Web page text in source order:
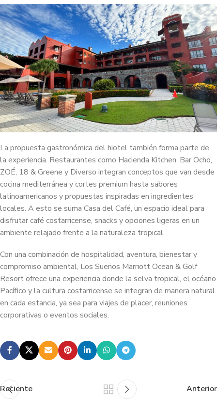
La propuesta gastronómica del hiotel también forma parte de
la experiencia. Restaurantes como Hacienda Kitchen, Bar Ocho,
ZOÉ, 18 & Greene y Diverso integran conceptos que van desde
cocina mediterránea y cortes premium hasta sabores
latinoamericanos y propuestas inspiradas en ingredientes
locales. A esto se suma Casa del Café, un espacio ideal para
disfrutar café costarricense, snacks y opciones ligeras en un
ambiente relajado frente a la naturaleza tropical.
Con una combinación de hospitalidad, aventura, bienestar y
compromiso ambiental, Los Sueños Marriott Ocean & Golf
Resort ofrece una experiencia donde la selva tropical, el océano
Pacífico y la cultura costarricense se integran de manera natural
en cada estancia, ya sea para viajes de placer, reuniones
corporativas o eventos sociales.
Reciente Anterior